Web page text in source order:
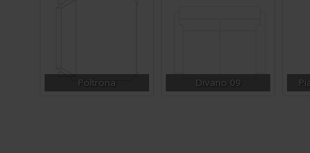
Poltrona Divano 09